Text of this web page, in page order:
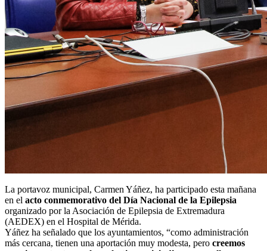
La portavoz municipal, Carmen Yáñez, ha participado esta mañana
en el acto conmemorativo del Día Nacional de la Epilepsia
organizado por la Asociación de Epilepsia de Extremadura
(AEDEX) en el Hospital de Mérida.
Yáñez ha señalado que los ayuntamientos, “como administración
más cercana, tienen una aportación muy modesta, pero creemos